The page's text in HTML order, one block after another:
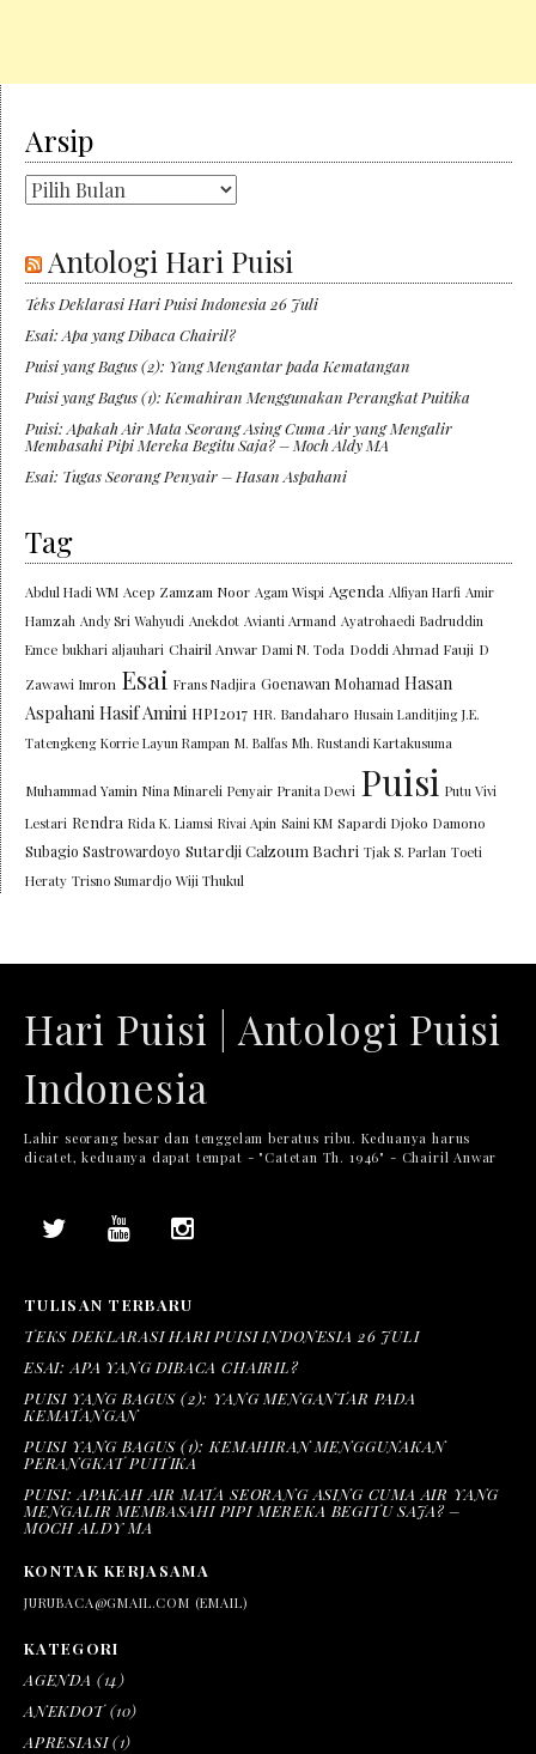
Arsip
Arsip
Antologi Hari Puisi
Teks Deklarasi Hari Puisi Indonesia 26 Juli
Esai: Apa yang Dibaca Chairil?
Puisi yang Bagus (2): Yang Mengantar pada Kematangan
Puisi yang Bagus (1): Kemahiran Menggunakan Perangkat Puitika
Puisi: Apakah Air Mata Seorang Asing Cuma Air yang Mengalir
Membasahi Pipi Mereka Begitu Saja? – Moch Aldy MA
Esai: Tugas Seorang Penyair – Hasan Aspahani
Tag
Abdul Hadi WM Acep Zamzam Noor Agam Wispi Agenda Alfiyan Harfi Amir
Hamzah Andy Sri Wahyudi Anekdot Avianti Armand Ayatrohaedi Badruddin
Emce bukhari aljauhari Chairil Anwar Dami N. Toda Doddi Ahmad Fauji D
Zawawi Imron Esai Frans Nadjira Goenawan Mohamad Hasan
Aspahani Hasif Amini HPI2017 HR. Bandaharo Husain Landitjing J.E.
Tatengkeng Korrie Layun Rampan M. Balfas Mh. Rustandi Kartakusuma
Muhammad Yamin Nina Minareli Penyair Pranita Dewi Puisi Putu Vivi
Lestari Rendra Rida K. Liamsi Rivai Apin Saini KM Sapardi Djoko Damono
Subagio Sastrowardoyo Sutardji Calzoum Bachri Tjak S. Parlan Toeti
Heraty Trisno Sumardjo Wiji Thukul
Hari Puisi | Antologi Puisi
Indonesia
Lahir seorang besar dan tenggelam beratus ribu. Keduanya harus
dicatet, keduanya dapat tempat - "Catetan Th. 1946" - Chairil Anwar
TULISAN TERBARU
TEKS DEKLARASI HARI PUISI INDONESIA 26 JULI
ESAI: APA YANG DIBACA CHAIRIL?
PUISI YANG BAGUS (2): YANG MENGANTAR PADA
KEMATANGAN
PUISI YANG BAGUS (1): KEMAHIRAN MENGGUNAKAN
PERANGKAT PUITIKA
PUISI: APAKAH AIR MATA SEORANG ASING CUMA AIR YANG
MENGALIR MEMBASAHI PIPI MEREKA BEGITU SAJA? –
MOCH ALDY MA
KONTAK KERJASAMA
JURUBACA@GMAIL.COM (EMAIL)
KATEGORI
AGENDA (14)
ANEKDOT(10)
APRESIASI(1)